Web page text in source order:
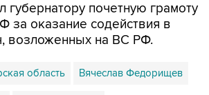
губернатору почетную грамоту
за оказание содействия в
возложенных на ВС РФ.
область Вячеслав Федорищев